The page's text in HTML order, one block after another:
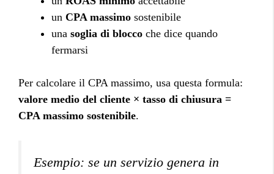
un CPA massimo sostenibile
una soglia di blocco che dice quando
fermarsi
Per calcolare il CPA massimo, usa questa formula:
valore medio del cliente × tasso di chiusura =
CPA massimo sostenibile.
Esempio: se un servizio genera in